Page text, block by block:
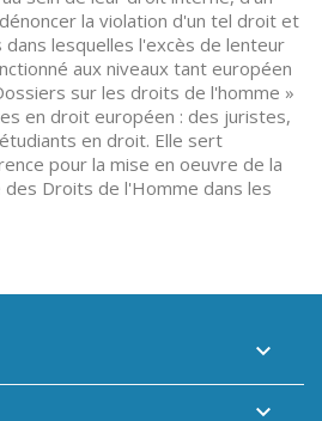
la violation d'un tel droit et
lesquelles l'excès de lenteur
aux niveaux tant européen
sur les droits de l'homme »
en droit européen : des juristes,
en droit. Elle sert
pour la mise en oeuvre de la
Droits de l'Homme dans les

